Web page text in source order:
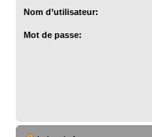
Nom d’utilisateur:
Mot de passe: